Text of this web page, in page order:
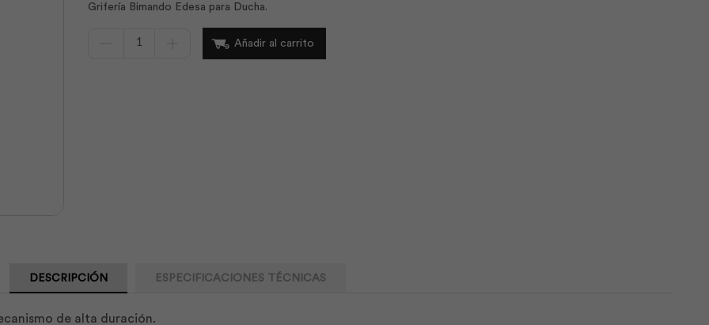
Grifería Bimando Edesa para Ducha.
Añadir al carrito
DESCRIPCIÓN ESPECIFICACIONES TÉCNICAS
de alta duración.